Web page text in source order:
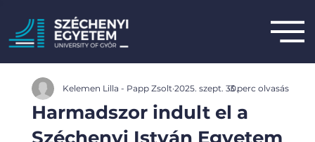
Harmadszor indult el a
Kelemen Lilla - Papp Zsolt 2025. szept. 30.3 perc olvasás